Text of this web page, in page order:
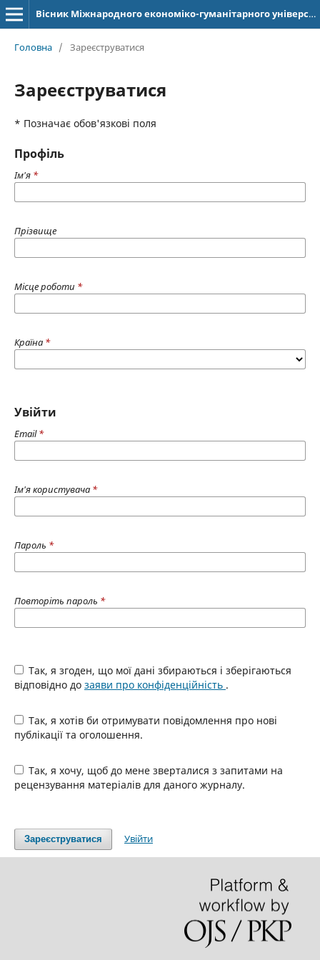
Вісник Міжнародного економіко-гуманітарного університету імені Академіка Степана Дем'янчука. Серія: Журналістика
Головна / Зареєструватися
Зареєструватися
* Позначає обов'язкові поля
Профіль
Ім'я *
Прізвище
Місце роботи *
Країна *
Увійти
Email*
Ім'я користувача *
Пароль *
Повторіть пароль *
Так, я згоден, що мої дані збираються і зберігаються
відповідно до заяви про конфіденційність .
Так, я хотів би отримувати повідомлення про нові
публікації та оголошення.
Так, я хочу, щоб до мене зверталися з запитами на
рецензування матеріалів для даного журналу.
Зареєструватися Увійти